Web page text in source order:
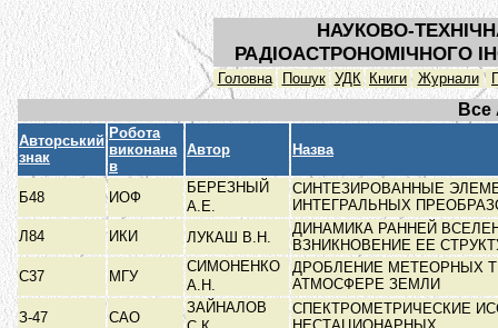
НАУКОВО-
РАДІОАСТРОНОМІЧНОГО
Головна Пошук УДК Книги Журнали
Все
Авторський
знак
Робота
виконана
в
Автор Назва
Б48 ИОФ
БЕРЕЗНЫЙ
А.Е.
СИНТЕЗИРОВАННЫЕ
ИНТЕГРАЛЬНЫХ
Л84
ИКИ ЛУКАШ В.Н.
ДИНАМИКА РАННЕЙ
ВЗНИКНОВЕНИЕ ЕЕ
С37
МГУ
СИМОНЕНКО
А.Н.
ДРОБЛЕНИЕ МЕТЕОРНЫХ
АТМОСФЕРЕ ЗЕМЛИ
З-47
САО
ЗАЙНАЛОВ
СПЕКТРОМЕТРИЧЕСКИЕ